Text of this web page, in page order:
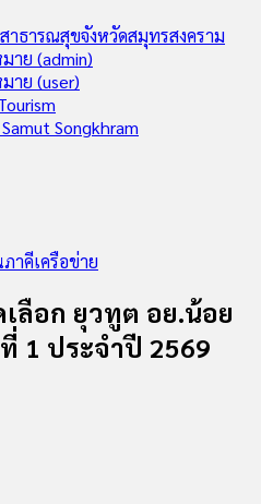
าธารณสุขจังหวัดสมุทรสงคราม
าย (admin)
าย (user)
Songkhram
าคีเครือข่าย
ลือก ยุวทูต อย.น้อย
1 ประจำปี 2569